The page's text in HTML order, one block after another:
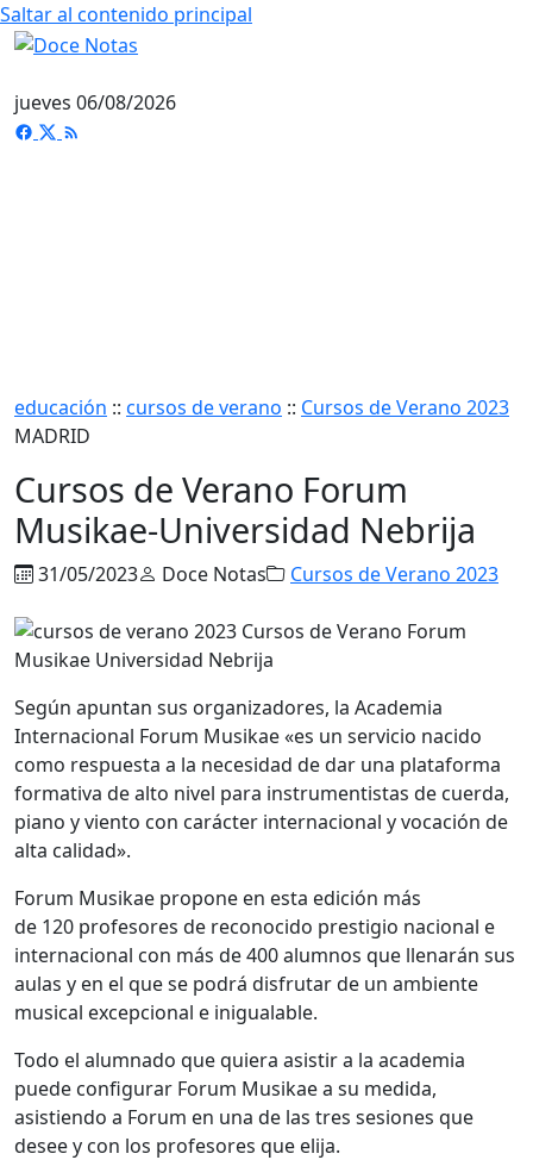
Saltar al contenido principal
jueves 06/08/2026
educación :: cursos de verano :: Cursos de Verano 2023
MADRID
Cursos de Verano Forum
Musikae-Universidad Nebrija
31/05/2023 Doce Notas Cursos de Verano 2023
Según apuntan sus organizadores, la Academia
Internacional Forum Musikae «es un servicio nacido
como respuesta a la necesidad de dar una plataforma
formativa de alto nivel para instrumentistas de cuerda,
piano y viento con carácter internacional y vocación de
alta calidad».
Forum Musikae propone en esta edición más
de 120 profesores de reconocido prestigio nacional e
internacional con más de 400 alumnos que llenarán sus
aulas y en el que se podrá disfrutar de un ambiente
musical excepcional e inigualable.
Todo el alumnado que quiera asistir a la academia
puede configurar Forum Musikae a su medida,
asistiendo a Forum en una de las tres sesiones que
desee y con los profesores que elija.